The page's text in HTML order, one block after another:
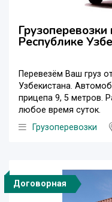
Республике
Перевезём Ваш груз
Узбекистана.
прицепа 9, 5 метров.
любое время суток.
Грузоперевозки
Договорная